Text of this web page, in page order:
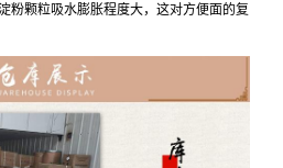
粉颗粒吸水膨胀程度大，这对方便面的复